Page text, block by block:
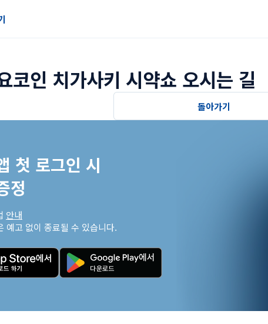
코인 치가사키 시약쇼 오시는 길
돌아가기
첫 로그인 시
정
안내
예고 없이 종료될 수 있습니다.